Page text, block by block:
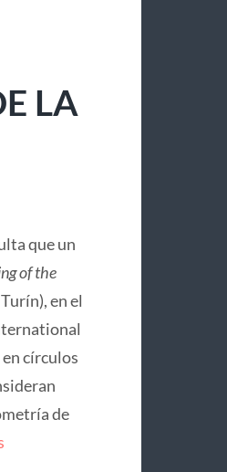
LA
que un
of the
en el
círculos
de